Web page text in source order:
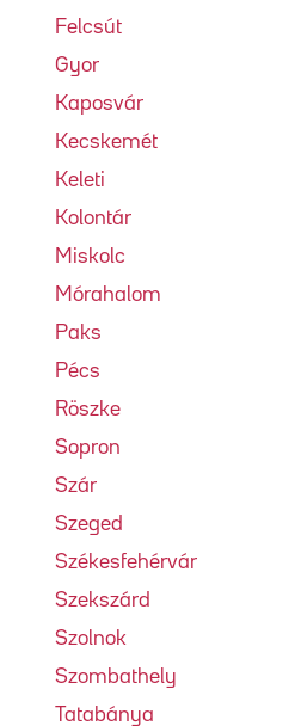
Felcsút
Gyor
Kaposvár
Kecskemét
Keleti
Kolontár
Miskolc
Mórahalom
Paks
Pécs
Röszke
Sopron
Szár
Szeged
Székesfehérvár
Szekszárd
Szolnok
Szombathely
Tatabánya